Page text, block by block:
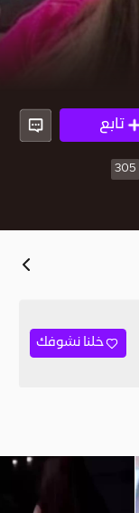
تابع
305
خلنا نشوفك